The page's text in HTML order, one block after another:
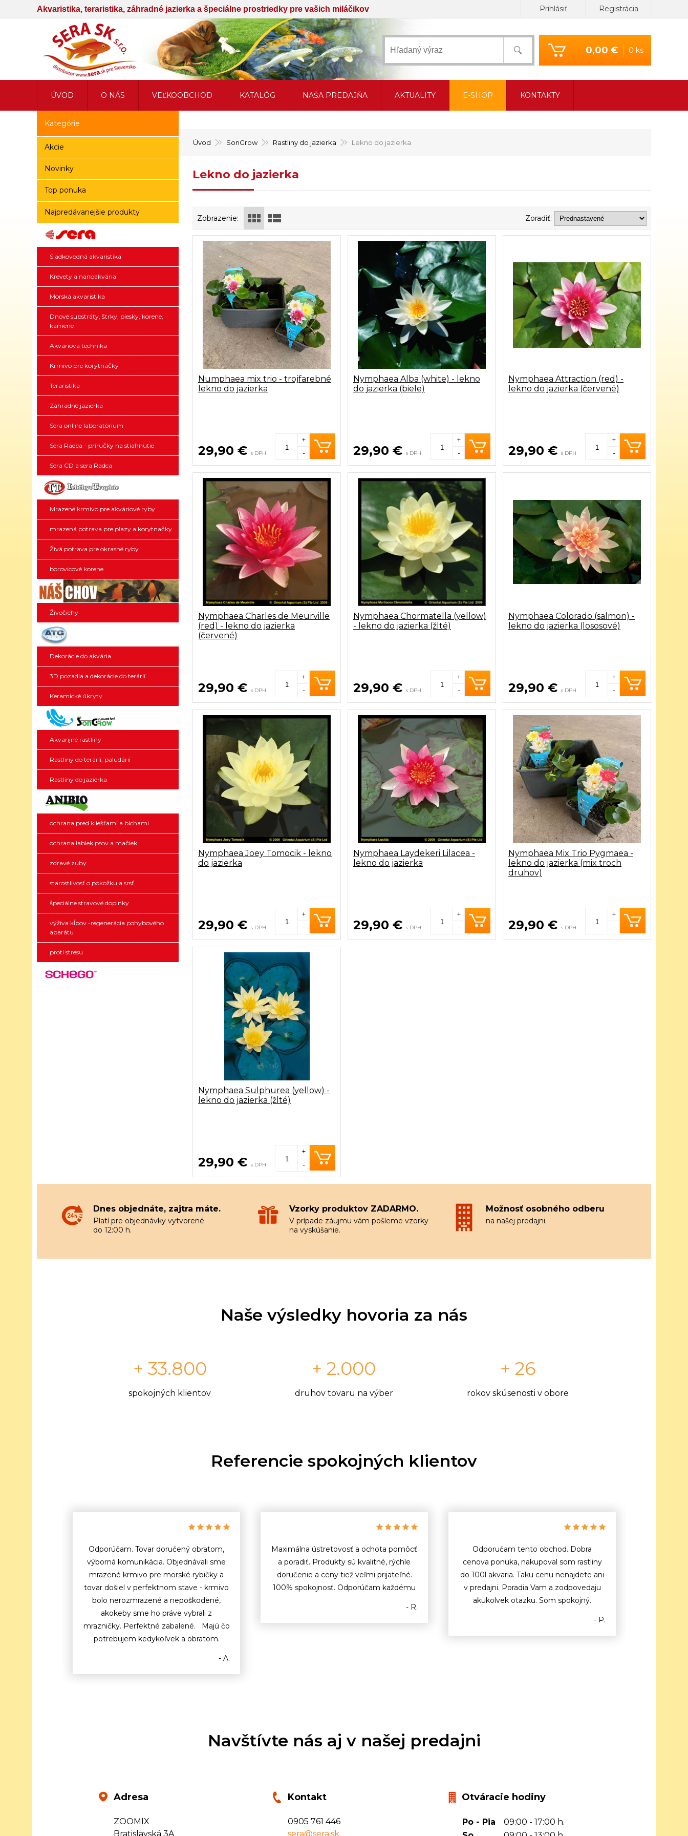
Akvaristika, teraristika, záhradné jazierka a špeciálne prostriedky pre vašich miláčikov Prihlásiť Registrácia
0,00 € 0 ks
Úvod SonGrow Rastliny do jazierka Lekno do jazierka
Lekno do jazierka
Zobrazenie: Zoradiť:
Numphaea mix trio - trojfarebné
lekno do jazierka
29,90 € s DPH
+
-
Nymphaea Alba (white) - lekno
do jazierka (biele)
29,90 € s DPH
+
-
Nymphaea Attraction (red) -
lekno do jazierka (červené)
29,90 € s DPH
+
-
Nymphaea Charles de Meurville
(red) - lekno do jazierka
(červené)
29,90 € s DPH
+
-
Nymphaea Chormatella (yellow)
- lekno do jazierka (žlté)
29,90 € s DPH
+
-
Nymphaea Colorado (salmon) -
lekno do jazierka (lososové)
29,90 € s DPH
+
-
Nymphaea Joey Tomocik - lekno
do jazierka
29,90 € s DPH
+
-
Nymphaea Laydekeri Lilacea -
lekno do jazierka
29,90 € s DPH
+
-
Nymphaea Mix Trio Pygmaea -
lekno do jazierka (mix troch
druhov)
29,90 € s DPH
+
-
Nymphaea Sulphurea (yellow) -
lekno do jazierka (žlté)
29,90 € s DPH
+
-
Kategórie
Akcie
Novinky
Top ponuka
Najpredávanejšie produkty
Sladkovodná akvaristika
Krevety a nanoakvária
Morská akvaristika
Dnové substráty, štrky, piesky, korene,
kamene
Akváriová technika
Krmivo pre korytnačky
Teraristika
Záhradné jazierka
Sera online laboratórium
Sera Radca - príručky na stiahnutie
Sera CD a sera Radca
Mrazené krmivo pre akváriové ryby
mrazená potrava pre plazy a korytnačky
Živá potrava pre okrasné ryby
borovicové korene
Živočíchy
Dekorácie do akvária
3D pozadia a dekorácie do terárií
Keramické úkryty
Akvarijné rastliny
Rastliny do terárií, paludárií
Rastliny do jazierka
ochrana pred kliešťami a blchami
ochrana labiek psov a mačiek
zdravé zuby
starostlivosť o pokožku a srsť
špeciálne stravové doplnky
výživa kĺbov -regenerácia pohybového
aparátu
proti stresu
Dnes objednáte, zajtra máte.
Platí pre objednávky vytvorené
do 12:00 h.
Vzorky produktov ZADARMO.
V prípade záujmu vám pošleme vzorky
na vyskúšanie.
Možnosť osobného odberu
na našej predajni.
Naše výsledky hovoria za nás
+ 33.800
spokojných klientov
+ 2.000
druhov tovaru na výber
+ 26
rokov skúsenosti v obore
Referencie spokojných klientov
Odporúčam. Tovar doručený obratom,
výborná komunikácia. Objednávali sme
mrazené krmivo pre morské rybičky a
tovar došiel v perfektnom stave - krmivo
bolo nerozmrazené a nepoškodené,
akokeby sme ho práve vybrali z
mrazničky. Perfektné zabalené. Majú čo
potrebujem kedykoľvek a obratom.
- A.
Maximálna ústretovosť a ochota pomôcť
a poradiť. Produkty sú kvalitné, rýchle
doručenie a ceny tiež veľmi prijateľné.
100% spokojnosť. Odporúčam každému
- R.
Odporučam tento obchod. Dobra
cenova ponuka, nakupoval som rastliny
do 100l akvaria. Taku cenu nenajdete ani
v predajni. Poradia Vam a zodpovedaju
akukolvek otazku. Som spokojný.
- P.
Navštívte nás aj v našej predajni
Adresa
ZOOMIX
Bratislavská 3A
Kontakt
0905 761 446
sera@sera.sk
Otváracie hodiny
Po - Pia
09:00 - 17:00 h.
ÚVOD O NÁS VEĽKOOBCHOD KATALÓG NAŠA PREDAJŇA AKTUALITY E-SHOP KONTAKTY